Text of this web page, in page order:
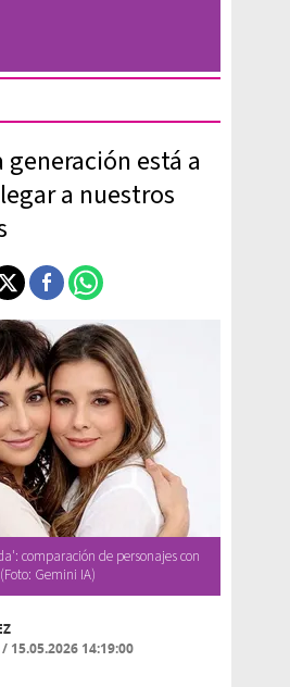
generación está a
a nuestros
comparación de personajes con
Gemini IA)
/ 15.05.2026 14:19:00